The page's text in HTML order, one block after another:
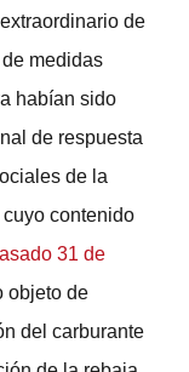
de
medidas
habían sido
de respuesta
de la
contenido
31 de
objeto de
del carburante